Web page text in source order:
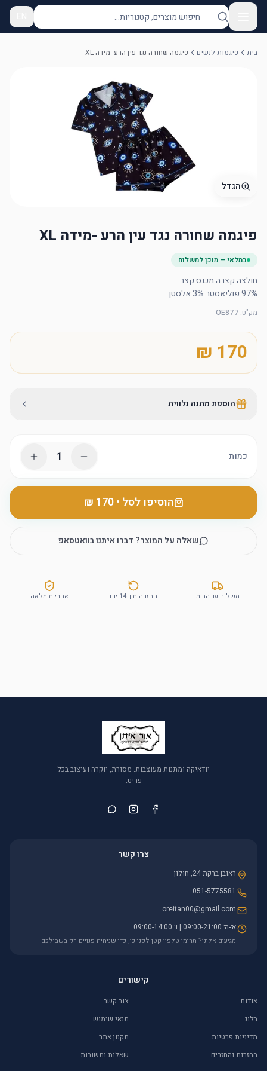
בית פיגמות-לנשים פיגמה שחורה נגד עין הרע -מידה XL
הגדל
פיגמה שחורה נגד עין הרע -מידה XL
במלאי — מוכן למשלוח
97% פוליאסטר 3% אלסטן
מק"ט:
OE877
הוספת מתנה נלווית
כמות 1
הוסיפו לסל •
‏170 ₪
שאלה על המוצר? דברו איתנו בוואטסאפ
משלוח עד הבית החזרה תוך 14 יום אחריות מלאה
יודאיקה ומתנות מעוצבות. מסורת, יוקרה ועיצוב בכל
פריט.
צרו קשר
ראובן ברקת 24, חולון
051-5775581
oreitan00@gmail.com
א׳-ה׳ 09:00-21:00 | ו׳ 09:00-14:00
מגיעים אלינו? תרימו טלפון קטן לפני כן, כדי שניהיה פנויים רק בשבילכם
קישורים
אודות
צור קשר
בלוג
תנאי שימוש
מדיניות פרטיות
תקנון אתר
החזרות והחזרים
שאלות ותשובות